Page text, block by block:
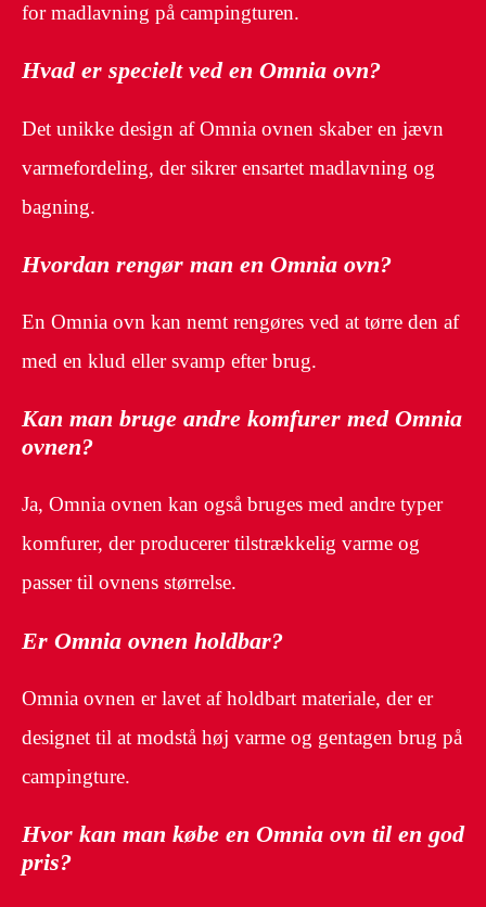
for madlavning på campingturen.
Hvad er specielt ved en Omnia ovn?
Det unikke design af Omnia ovnen skaber en jævn
varmefordeling, der sikrer ensartet madlavning og
bagning.
Hvordan rengør man en Omnia ovn?
En Omnia ovn kan nemt rengøres ved at tørre den af
med en klud eller svamp efter brug.
Kan man bruge andre komfurer med Omnia
ovnen?
Ja, Omnia ovnen kan også bruges med andre typer
komfurer, der producerer tilstrækkelig varme og
passer til ovnens størrelse.
Er Omnia ovnen holdbar?
Omnia ovnen er lavet af holdbart materiale, der er
designet til at modstå høj varme og gentagen brug på
campingture.
Hvor kan man købe en Omnia ovn til en god
pris?